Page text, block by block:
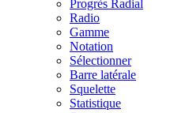
Progrès Radial
Radio
Gamme
Notation
Sélectionner
Barre latérale
Squelette
Statistique